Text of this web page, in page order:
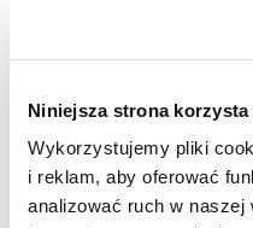
Niniejsza strona
Wykorzystujemy pliki
i reklam, aby oferować
analizować ruch w
Głowica nie zawiera